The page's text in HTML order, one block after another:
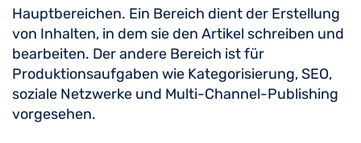
Hauptbereichen. Ein Bereich dient der Erstellung
von Inhalten, in dem sie den Artikel schreiben und
bearbeiten. Der andere Bereich ist für
Produktionsaufgaben wie Kategorisierung, SEO,
soziale Netzwerke und Multi-Channel-Publishing
vorgesehen.